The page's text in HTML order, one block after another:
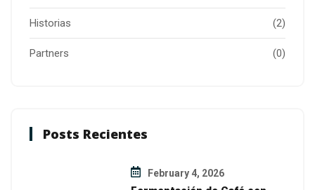
Historias (2)
Partners (0)
Posts Recientes
February 4, 2026